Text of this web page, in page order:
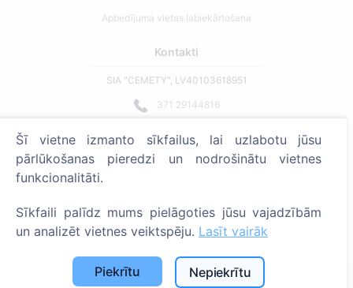
Apbedījuma vietas labiekārtošana
Kontakti
SIA "CEMETY", LV40103618951
371 29144816
Strādājam visā Latvijā!
Administratoriem
© 2013 - 2026 Cemety Visas tiesības aizsargātas
Šī vietne izmanto sīkfailus, lai uzlabotu jūsu
pārlūkošanas pieredzi un nodrošinātu vietnes
funkcionalitāti.
Sīkfaili palīdz mums pielāgoties jūsu vajadzībām
un analizēt vietnes veiktspēju. Lasīt vairāk
Piekrītu Nepiekrītu